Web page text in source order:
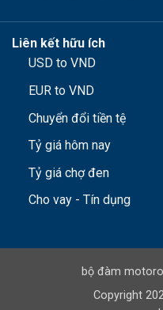
Liên kết hữu ích
USD to VND
EUR to VND
Chuyển đổi tiền tệ
Tỷ giá hôm nay
Tỷ giá chợ đen
Cho vay - Tín dụng
bộ đàm
Copyright